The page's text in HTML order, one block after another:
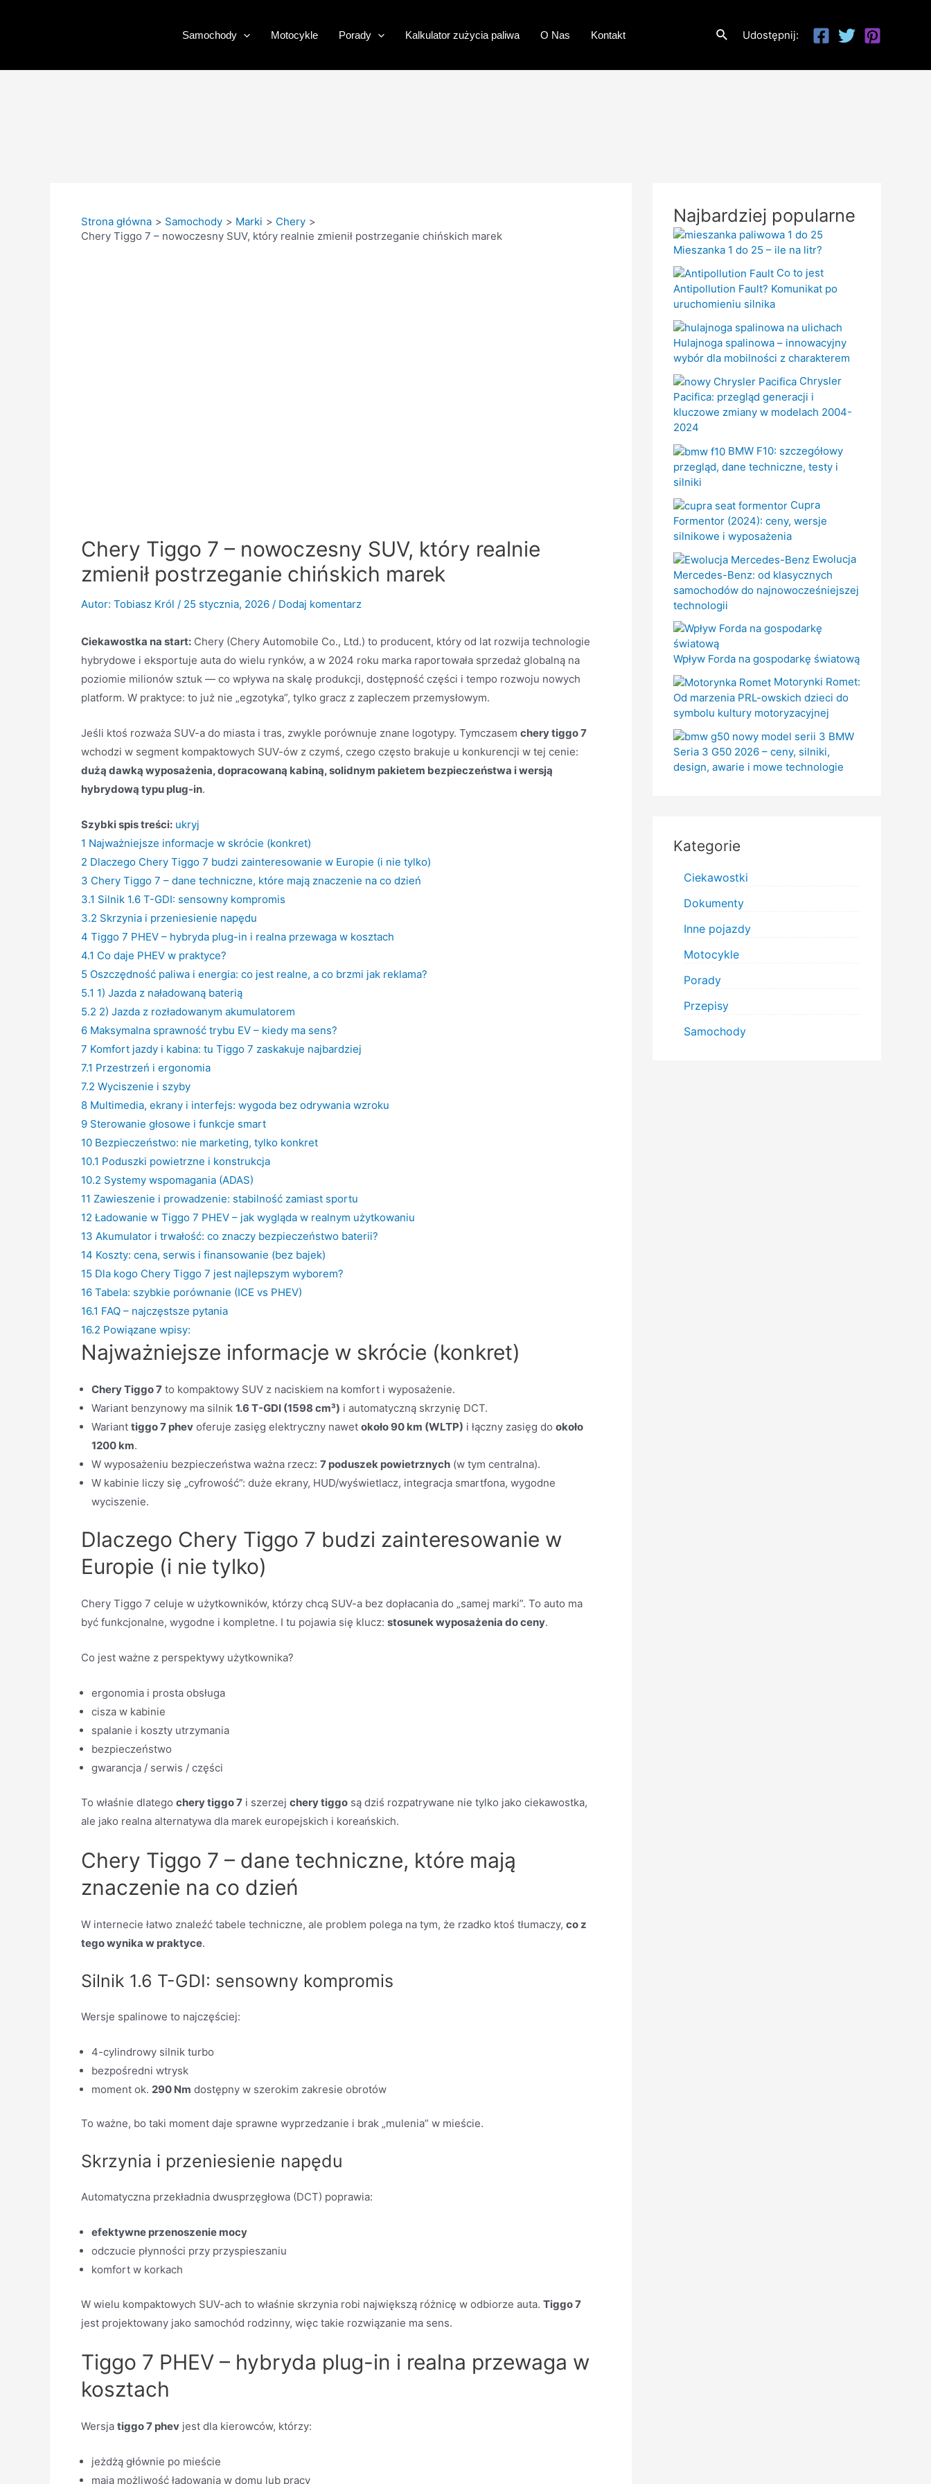
Samochody Motocykle Porady Kalkulator zużycia paliwa O Nas Kontakt SzukajUdostępnij:
Strona główna Samochody Marki
Chery
Chery Tiggo 7 – nowoczesny SUV, który realnie zmienił postrzeganie chińskich marek
Chery Tiggo 7 – nowoczesny SUV, który realnie
zmienił postrzeganie chińskich marek
Autor: Tobiasz Król / 25 stycznia, 2026 / Dodaj komentarz
Ciekawostka na start: Chery (Chery Automobile Co., Ltd.) to producent, który od lat rozwija technologie
hybrydowe i eksportuje auta do wielu rynków, a w 2024 roku marka raportowała sprzedaż globalną na
poziomie milionów sztuk — co wpływa na skalę produkcji, dostępność części i tempo rozwoju nowych
platform. W praktyce: to już nie „egzotyka”, tylko gracz z zapleczem przemysłowym.
Jeśli ktoś rozważa SUV-a do miasta i tras, zwykle porównuje znane logotypy. Tymczasem chery tiggo 7
wchodzi w segment kompaktowych SUV-ów z czymś, czego często brakuje u konkurencji w tej cenie:
dużą dawką wyposażenia, dopracowaną kabiną, solidnym pakietem bezpieczeństwa i wersją
hybrydową typu plug-in.
Szybki spis treści: ukryj
1 Najważniejsze informacje w skrócie (konkret)
2 Dlaczego Chery Tiggo 7 budzi zainteresowanie w Europie (i nie tylko)
3 Chery Tiggo 7 – dane techniczne, które mają znaczenie na co dzień
3.1 Silnik 1.6 T-GDI: sensowny kompromis
3.2 Skrzynia i przeniesienie napędu
4 Tiggo 7 PHEV – hybryda plug-in i realna przewaga w kosztach
4.1 Co daje PHEV w praktyce?
5 Oszczędność paliwa i energia: co jest realne, a co brzmi jak reklama?
5.1 1) Jazda z naładowaną baterią
5.2 2) Jazda z rozładowanym akumulatorem
6 Maksymalna sprawność trybu EV – kiedy ma sens?
7 Komfort jazdy i kabina: tu Tiggo 7 zaskakuje najbardziej
7.1 Przestrzeń i ergonomia
7.2 Wyciszenie i szyby
8 Multimedia, ekrany i interfejs: wygoda bez odrywania wzroku
9 Sterowanie głosowe i funkcje smart
10 Bezpieczeństwo: nie marketing, tylko konkret
10.1 Poduszki powietrzne i konstrukcja
10.2 Systemy wspomagania (ADAS)
11 Zawieszenie i prowadzenie: stabilność zamiast sportu
12 Ładowanie w Tiggo 7 PHEV – jak wygląda w realnym użytkowaniu
13 Akumulator i trwałość: co znaczy bezpieczeństwo baterii?
14 Koszty: cena, serwis i finansowanie (bez bajek)
15 Dla kogo Chery Tiggo 7 jest najlepszym wyborem?
16 Tabela: szybkie porównanie (ICE vs PHEV)
16.1 FAQ – najczęstsze pytania
16.2 Powiązane wpisy:
Najważniejsze informacje w skrócie (konkret)
Chery Tiggo 7 to kompaktowy SUV z naciskiem na komfort i wyposażenie.
Wariant benzynowy ma silnik 1.6 T-GDI (1598 cm³) i automatyczną skrzynię DCT.
Wariant tiggo 7 phev oferuje zasięg elektryczny nawet około 90 km (WLTP) i łączny zasięg do około
1200 km.
W wyposażeniu bezpieczeństwa ważna rzecz: 7 poduszek powietrznych (w tym centralna).
W kabinie liczy się „cyfrowość”: duże ekrany, HUD/wyświetlacz, integracja smartfona, wygodne
wyciszenie.
Dlaczego Chery Tiggo 7 budzi zainteresowanie w
Europie (i nie tylko)
Chery Tiggo 7 celuje w użytkowników, którzy chcą SUV-a bez dopłacania do „samej marki”. To auto ma
być funkcjonalne, wygodne i kompletne. I tu pojawia się klucz: stosunek wyposażenia do ceny.
Co jest ważne z perspektywy użytkownika?
ergonomia i prosta obsługa
cisza w kabinie
spalanie i koszty utrzymania
bezpieczeństwo
gwarancja / serwis / części
To właśnie dlatego chery tiggo 7 i szerzej chery tiggo są dziś rozpatrywane nie tylko jako ciekawostka,
ale jako realna alternatywa dla marek europejskich i koreańskich.
Chery Tiggo 7 – dane techniczne, które mają
znaczenie na co dzień
W internecie łatwo znaleźć tabele techniczne, ale problem polega na tym, że rzadko ktoś tłumaczy, co z
tego wynika w praktyce.
Silnik 1.6 T-GDI: sensowny kompromis
Wersje spalinowe to najczęściej:
4-cylindrowy silnik turbo
bezpośredni wtrysk
moment ok. 290 Nm dostępny w szerokim zakresie obrotów
To ważne, bo taki moment daje sprawne wyprzedzanie i brak „mulenia” w mieście.
Skrzynia i przeniesienie napędu
Automatyczna przekładnia dwusprzęgłowa (DCT) poprawia:
efektywne przenoszenie mocy
odczucie płynności przy przyspieszaniu
komfort w korkach
W wielu kompaktowych SUV-ach to właśnie skrzynia robi największą różnicę w odbiorze auta. Tiggo 7
jest projektowany jako samochód rodzinny, więc takie rozwiązanie ma sens.
Tiggo 7 PHEV – hybryda plug-in i realna przewaga w
kosztach
Wersja tiggo 7 phev jest dla kierowców, którzy:
jeżdżą głównie po mieście
mają możliwość ładowania w domu lub pracy
Najbardziej popularne
Mieszanka 1 do 25 – ile na litr?
Co to jest
Antipollution Fault? Komunikat po
uruchomieniu silnika
Hulajnoga spalinowa – innowacyjny
wybór dla mobilności z charakterem
Chrysler
Pacifica: przegląd generacji i
kluczowe zmiany w modelach 2004-
2024
BMW F10: szczegółowy
przegląd, dane techniczne, testy i
silniki
Cupra
Formentor (2024): ceny, wersje
silnikowe i wyposażenia
Ewolucja
Mercedes-Benz: od klasycznych
samochodów do najnowocześniejszej
technologii
Wpływ Forda na gospodarkę światową
Motorynki Romet:
Od marzenia PRL-owskich dzieci do
symbolu kultury motoryzacyjnej
BMW
Seria 3 G50 2026 – ceny, silniki,
design, awarie i mowe technologie
Kategorie
Ciekawostki
Dokumenty
Inne pojazdy
Motocykle
Porady
Przepisy
Samochody